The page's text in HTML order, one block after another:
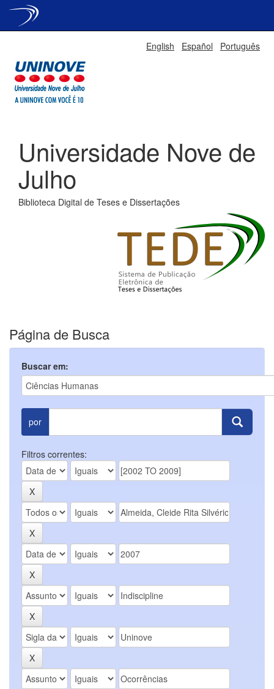
English Español Português
Universidade Nove de
Julho
Biblioteca Digital de Teses e Dissertações
Página de Busca
Buscar em:
por
Filtros correntes: